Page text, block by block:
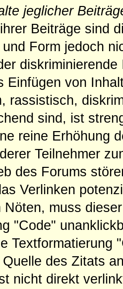
jeglicher
Beiträge sind
Form jedoch
Einfügen von
rassistisch,
sind, ist
reine Erhöhung
Teilnehmer
des Forums
Verlinken
Nöten, muss
"Code"
Textformatierung
des Zitats
nicht direkt